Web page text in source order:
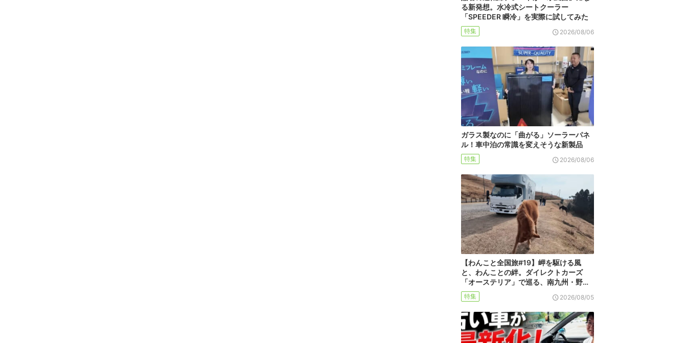
る新発想。水冷式シートクーラー
「SPEEDER 瞬冷」を実際に試してみた
特集 2026/08/06
ガラス製なのに「曲がる」ソーラーパネ
ル！車中泊の常識を変えそうな新製品
特集 2026/08/06
【わんこと全国旅#19】岬を駆ける風
と、わんことの絆。ダイレクトカーズ
「オーステリア」で巡る、南九州・野…
特集 2026/08/05